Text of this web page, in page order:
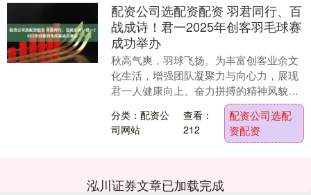
配资公司选配资配资 羽君同行、百
战成诗！君一2025年创客羽毛球赛
成功举办
秋高气爽，羽球飞扬。为丰富创客业余文
化生活，增强团队凝聚力与向心力，展现
君一人健康向上、奋力拼搏的精神风貌，
2025年9月7日，在君一工会的组织下配资
公司选配资....
分类：配资公
司网站
查看：
212
配资公司选配
资配资
泓川证券文章已加载完成